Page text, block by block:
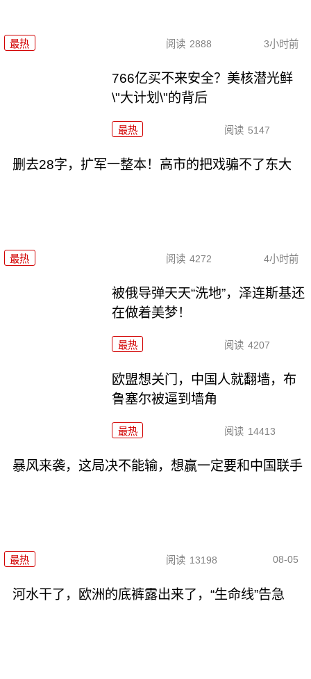
最热 阅读 2888 3小时前
766亿买不来安全？美核潜光鲜
\"大计划\"的背后
最热 阅读 5147
删去28字，扩军一整本！高市的把戏骗不了东大
最热 阅读 4272 4小时前
被俄导弹天天“洗地”，泽连斯基还
在做着美梦！
最热 阅读 4207
欧盟想关门，中国人就翻墙，布
鲁塞尔被逼到墙角
最热 阅读 14413
暴风来袭，这局决不能输，想赢一定要和中国联手
最热 阅读 13198 08-05
河水干了，欧洲的底裤露出来了，“生命线”告急